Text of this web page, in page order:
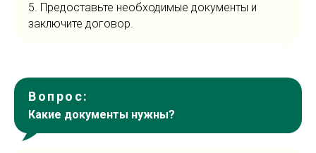
5. Предоставьте необходимые документы и
заключите договор.
Вопрос:
Какие документы нужны?